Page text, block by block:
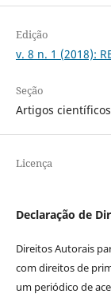
Edição
v. 8 n. 1 (2018):
Seção
Artigos científicos
Licença
Declaração de
Direitos Autorais
com direitos de
um periódico de